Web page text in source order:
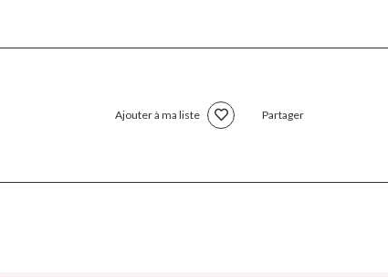
Ajouter à ma liste Partager